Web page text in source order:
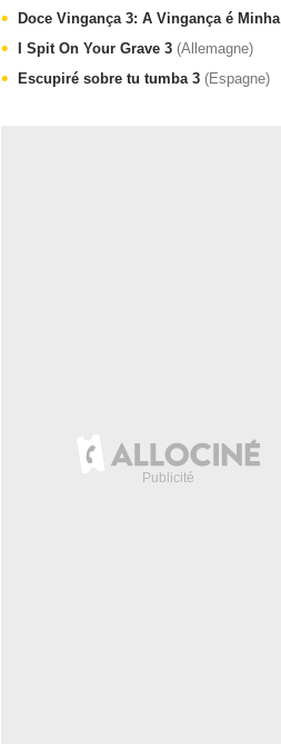
Doce Vingança 3: A Vingança é Minha
I Spit On Your Grave 3 (Allemagne)
Escupiré sobre tu tumba 3 (Espagne)